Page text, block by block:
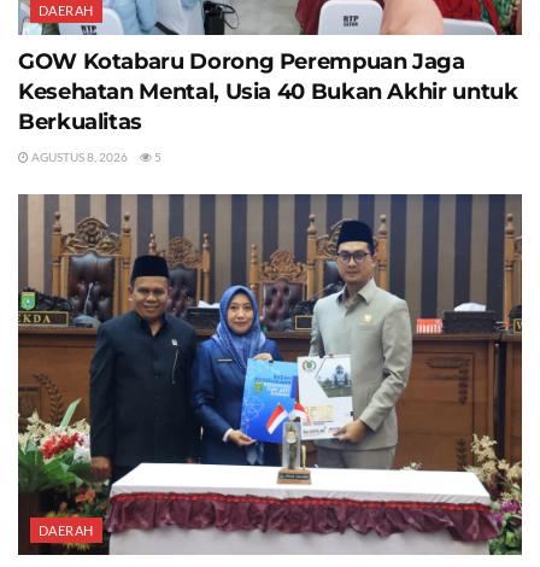
DAERAH
GOW Kotabaru Dorong Perempuan Jaga
Kesehatan Mental, Usia 40 Bukan Akhir untuk
Berkualitas
AGUSTUS 8, 2026 5
DAERAH